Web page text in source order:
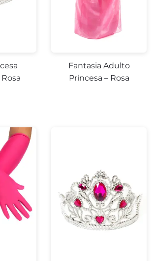
Fantasia Adulto
Princesa – Rosa